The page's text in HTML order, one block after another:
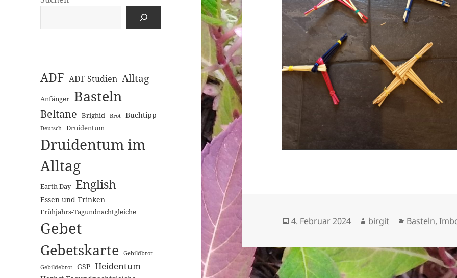
ADF ADF Studien Alltag
Anfänger Basteln
Beltane Brighid Brot Buchtipp
Deutsch Druidentum
Druidentum im
Alltag
Earth Day English
Essen und Trinken
Frühjahrs-Tagundnachtgleiche
Gebet
Gebetskarte
Gebildbrot
Gebildebrot
GSP Heidentum
Veröffentlicht
4. Februar 2024 Autor
birgit Kategorien
Basteln,